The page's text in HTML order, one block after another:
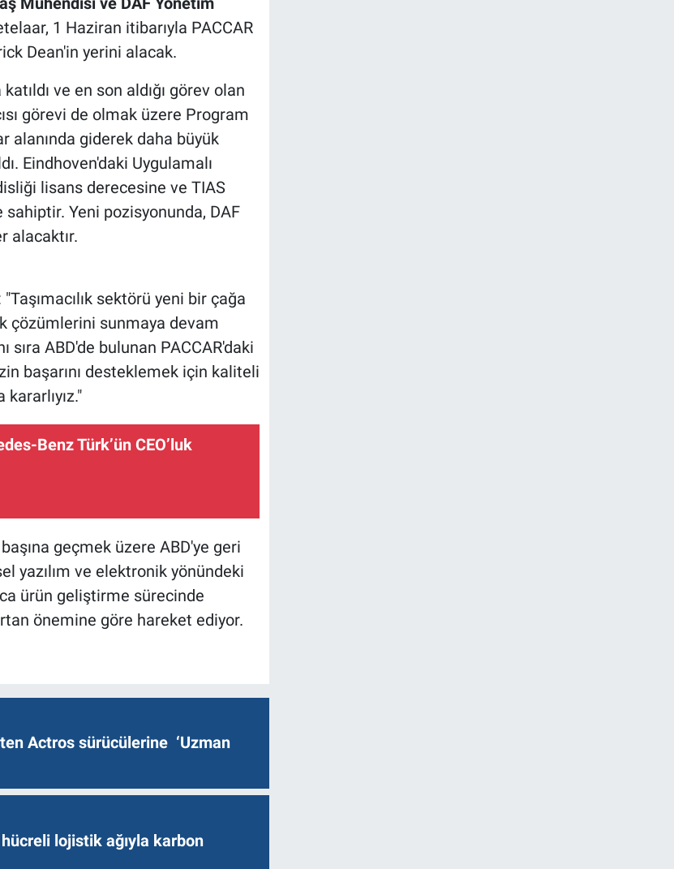
1 Haziran itibarıyla PACCAR
Dean'in yerini alacak.
ve en son aldığı görev olan
görevi de olmak üzere Program
alanında giderek daha büyük
Eindhoven'daki Uygulamalı
lisans derecesine ve TIAS
Yeni pozisyonunda, DAF
alacaktır.
sektörü yeni bir çağa
çözümlerini sunmaya devam
ABD'de bulunan PACCAR'daki
başarını desteklemek için kaliteli
Benz Türk’ün CEO’luk
geçmek üzere ABD'ye geri
yazılım ve elektronik yönündeki
ürün geliştirme sürecinde
önemine göre hareket ediyor.
Actros sürücülerine ‘Uzman
lojistik ağıyla karbon